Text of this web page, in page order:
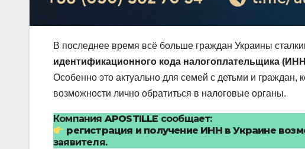
В последнее время всё больше граждан Украины
идентификационного кода налогоплательщика
Особенно это актуально для семей с детьми и граждан,
возможности лично обратиться в налоговые органы.
Компания APOSTILLE сообщает:
регистрация и получение ИНН в Украине
заявителя.